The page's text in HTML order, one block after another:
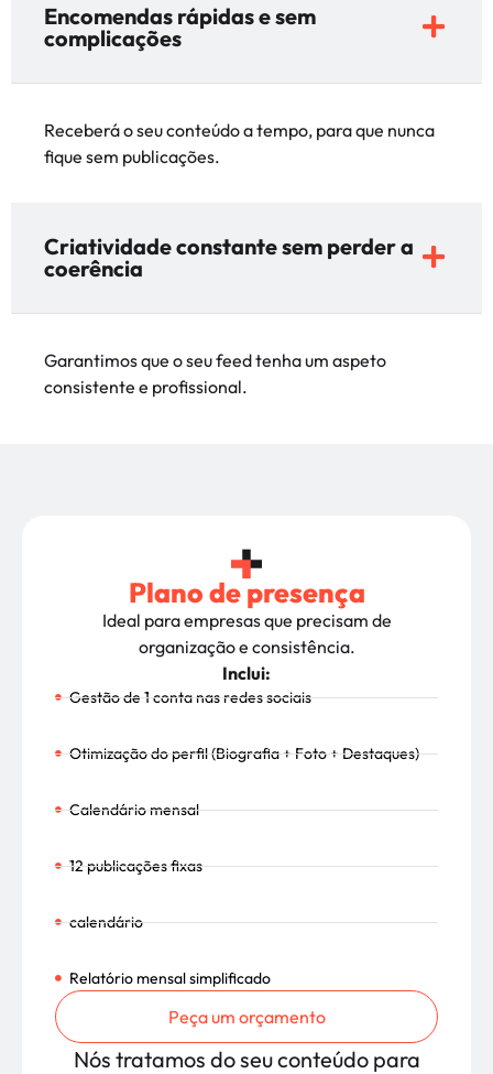
Encomendas rápidas e sem
complicações
Receberá o seu conteúdo a tempo, para que nunca
fique sem publicações.
Criatividade constante sem perder a
coerência
Garantimos que o seu feed tenha um aspeto
consistente e profissional.
Plano de presença
Ideal para empresas que precisam de
organização e consistência.
Inclui:
Gestão de 1 conta nas redes sociais
Otimização do perfil (Biografia + Foto + Destaques)
Calendário mensal
12 publicações fixas
calendário
Relatório mensal simplificado
Peça um orçamento
Nós tratamos do seu conteúdo para